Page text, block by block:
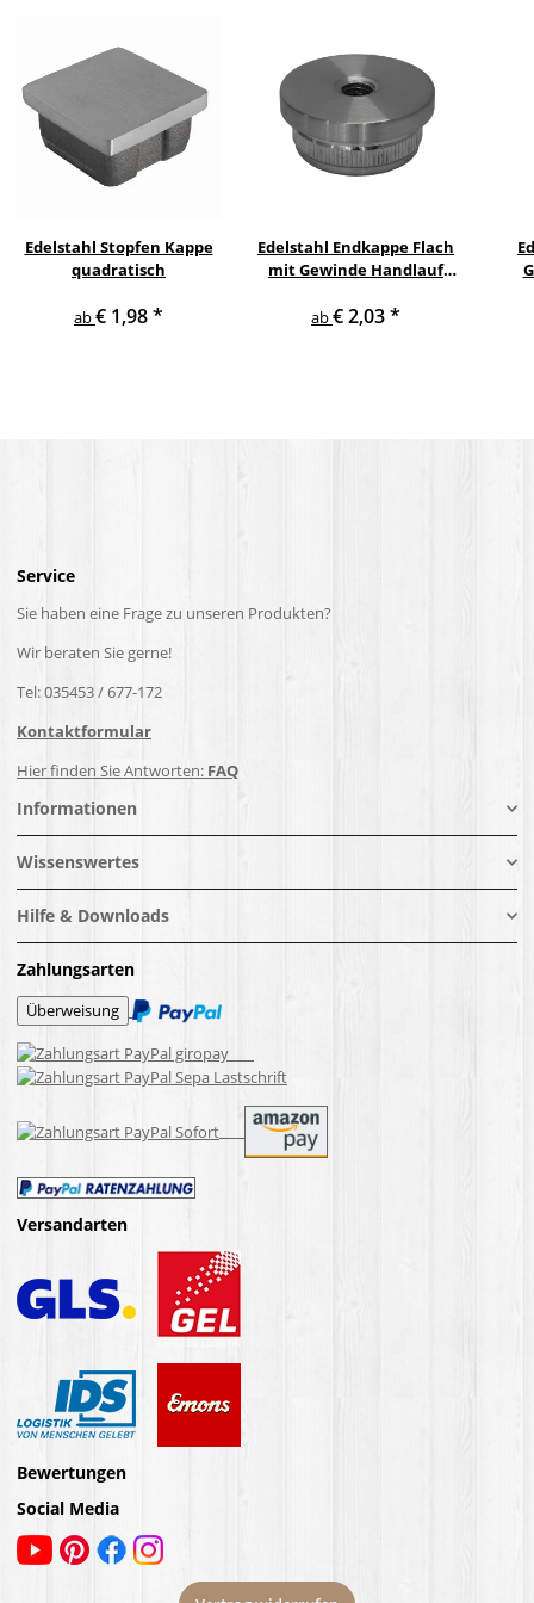
Edelstahl Stopfen Kappe
quadratisch
ab€ 1,98*
Edelstahl Endkappe Flach
mit Gewinde Handlauf
ab€ 2,03*
Service
Sie haben eine Frage zu unseren Produkten?
Wir beraten Sie gerne!
Tel: 035453 / 677-172
Kontaktformular
Hier finden Sie Antworten: FAQ
Informationen
Wissenswertes
Hilfe & Downloads
Zahlungsarten
Versandarten
Bewertungen
Social Media